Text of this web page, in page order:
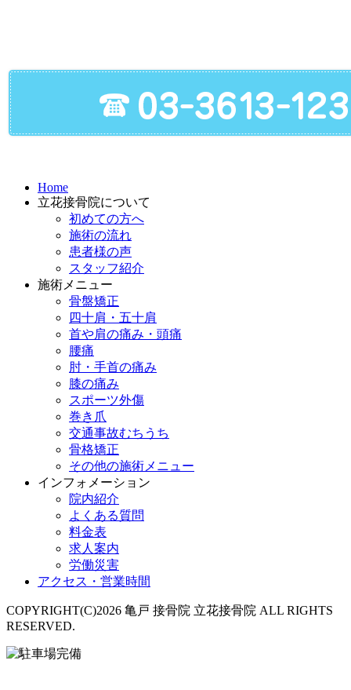
Home
立花接骨院について
初めての方へ
施術の流れ
患者様の声
スタッフ紹介
施術メニュー
骨盤矯正
四十肩・五十肩
首や肩の痛み・頭痛
腰痛
肘・手首の痛み
膝の痛み
スポーツ外傷
巻き爪
交通事故むちうち
骨格矯正
その他の施術メニュー
インフォメーション
院内紹介
よくある質問
料金表
求人案内
労働災害
アクセス・営業時間
COPYRIGHT(C)2026 亀戸 接骨院 立花接骨院 ALL RIGHTS
RESERVED.